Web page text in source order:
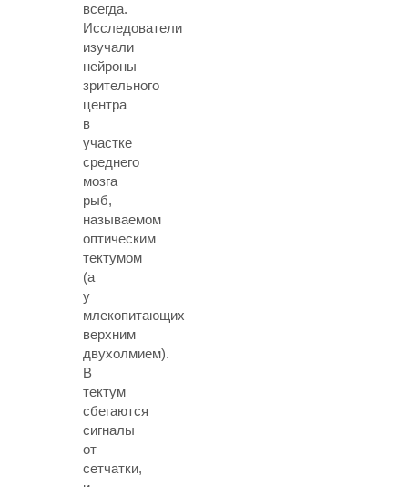
всегда.
Исследователи
изучали
нейроны
зрительного
центра
в
участке
среднего
мозга
рыб,
называемом
оптическим
тектумом
(а
у
млекопитающих
верхним
двухолмием).
В
тектум
сбегаются
сигналы
от
сетчатки,